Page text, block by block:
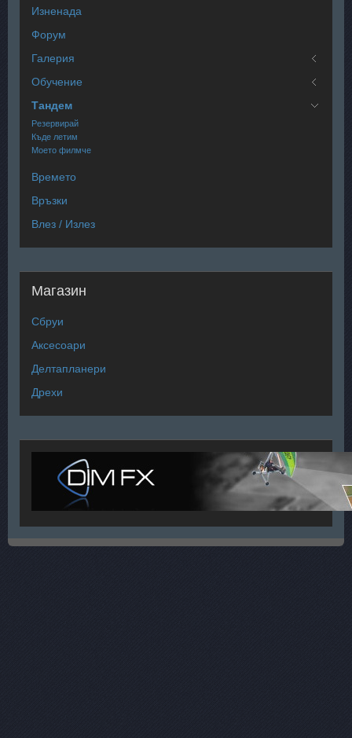
Изненада
Форум
Галерия
Обучение
Тандем
Резервирай
Къде летим
Моето филмче
Времето
Връзки
Влез / Излез
Магазин
Сбруи
Аксесоари
Делтапланери
Дрехи